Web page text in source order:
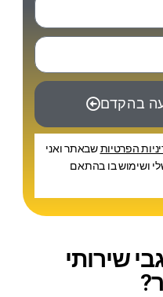
בהקדם
הפרטיותשבאתר ואני
ושימוש בו בהתאם
שירותי